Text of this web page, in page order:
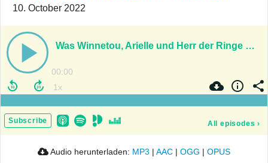
10. October 2022
Was Winnetou, Arielle und Herr der Ringe gemeinsam haben - über Rassismus und Repräsentanz in Filmen
00:00
Subscribe All episodes ›
Audio herunterladen: MP3 | AAC | OGG | OPUS